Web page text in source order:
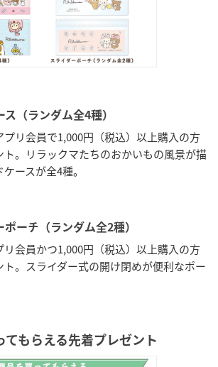
（ランダム全4種）
リ会員で1,000円（税込）以上購入の方
ト。リラックマたちのおかいもの風景が描
ースが全4種。
ーチ（ランダム全2種）
リ会員かつ1,000円（税込）以上購入の方
。スライダー式の開け閉めが便利なポー
てもらえる先着プレゼント